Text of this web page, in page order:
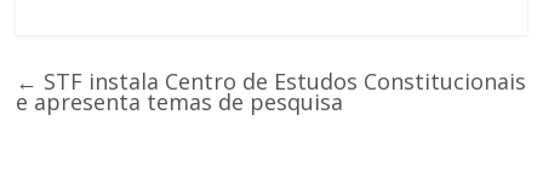
← STF instala Centro de Estudos Constitucionais
e apresenta temas de pesquisa